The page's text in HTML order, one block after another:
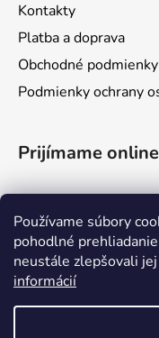
Používame súbory
pohodlné
neustále zlepšovali
informácií
Kontakty
Platba a doprava
Obchodné podmienky
Podmienky ochrany
Prijímame